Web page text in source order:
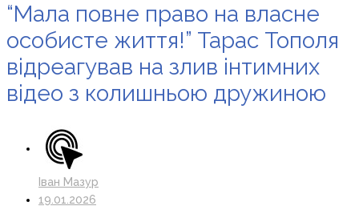
“Мала повне право на власне
особисте життя!” Тарас Тополя
відреагував на злив інтимних
відео з колишньою дружиною
Іван Мазур
19.01.2026